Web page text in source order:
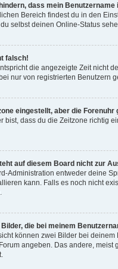
dass mein
Bereich findest du in den
selbst deinen Online-Status
falsch!
die angezeigte Zeit nicht
nur von registrierten Benutzern
eingestellt, aber die
bist, dass du die Zeitzone richtig
auf diesem Board nicht zur
Administration entweder deine
kann. Falls es noch nicht
die bei meinem
können zwei Bilder bei
angeben. Das andere,